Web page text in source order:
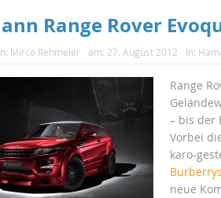
Range Rover
Mirco Rehmeier am: 27. August 2012 In:
Range
– bis der
Vorbei
karo-
neue